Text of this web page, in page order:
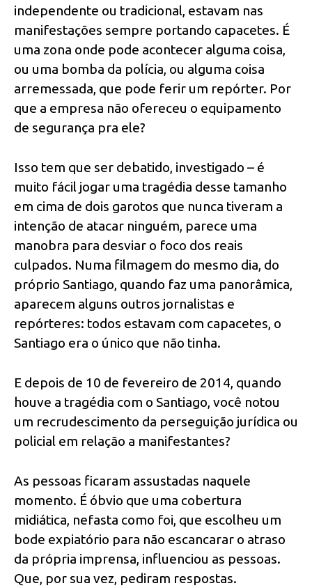
independente ou tradicional, estavam nas
manifestações sempre portando capacetes. É
uma zona onde pode acontecer alguma coisa,
ou uma bomba da polícia, ou alguma coisa
arremessada, que pode ferir um repórter. Por
que a empresa não ofereceu o equipamento
de segurança pra ele?
Isso tem que ser debatido, investigado – é
muito fácil jogar uma tragédia desse tamanho
em cima de dois garotos que nunca tiveram a
intenção de atacar ninguém, parece uma
manobra para desviar o foco dos reais
culpados. Numa filmagem do mesmo dia, do
próprio Santiago, quando faz uma panorâmica,
aparecem alguns outros jornalistas e
repórteres: todos estavam com capacetes, o
Santiago era o único que não tinha.
E depois de 10 de fevereiro de 2014, quando
houve a tragédia com o Santiago, você notou
um recrudescimento da perseguição jurídica ou
policial em relação a manifestantes?
As pessoas ficaram assustadas naquele
momento. É óbvio que uma cobertura
midiática, nefasta como foi, que escolheu um
bode expiatório para não escancarar o atraso
da própria imprensa, influenciou as pessoas.
Que, por sua vez, pediram respostas.